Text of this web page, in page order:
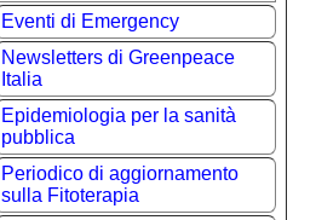
Eventi di Emergency
Newsletters di Greenpeace
Italia
Epidemiologia per la sanità
pubblica
Periodico di aggiornamento
sulla Fitoterapia